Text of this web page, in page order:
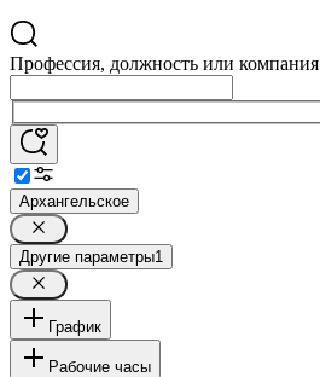
Профессия, должность или компания
Архангельское
Другие параметры1
График
Рабочие часы